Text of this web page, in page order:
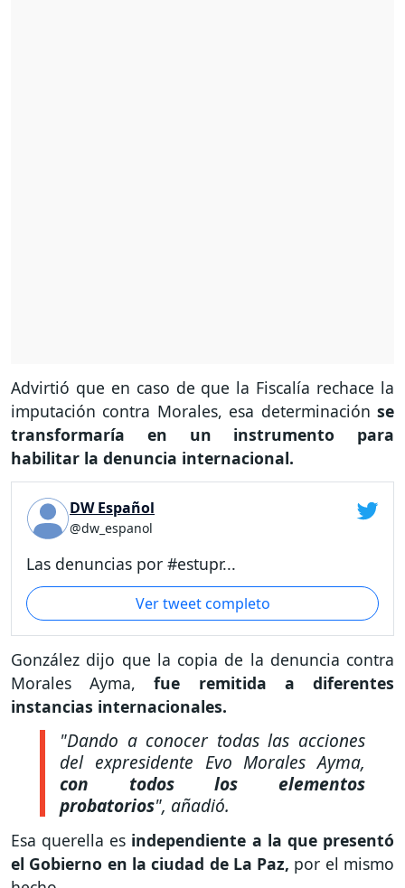
Advirtió que en caso de que la Fiscalía rechace la
imputación contra Morales, esa determinación se
transformaría en un instrumento para
habilitar la denuncia internacional.
DW Español
@dw_espanol
Las denuncias por #estupr...
Ver tweet completo
González dijo que la copia de la denuncia contra
Morales Ayma,fue remitida a diferentes
instancias internacionales.
"Dando a conocer todas las acciones
del expresidente Evo Morales Ayma,
con todos los elementos
probatorios", añadió.
Esa querella es independiente a la que presentó
el Gobierno en la ciudad de La Paz, por el mismo